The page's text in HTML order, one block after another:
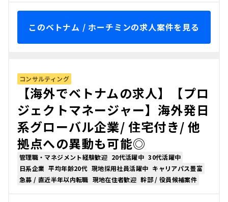
このベトナム / ホーチミンの求人案件を見る
コンサルティング
【海外でベトナムの求人】【プロ
ジェクトマネージャー】海外発日
系グローバル企業/ 住宅付き/ 他
拠点への異動も可能◎
管理職・マネジメント経験歓迎 20代活躍中 30代活躍中
日系企業 平均年齢20代 現地採用社員活躍中 キャリアパス豊富
急募 / 直近半年以内転職 現地在住者歓迎 幹部 / 役員候補案件